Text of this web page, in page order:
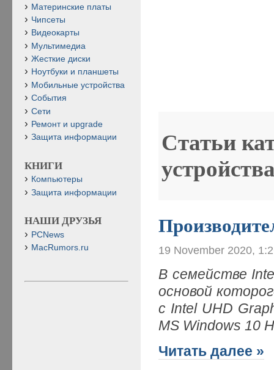
Статьи
19 November 2020,
В семействе
основой
с Intel UHD
MS Windows 10
Читать далее »
Материнские платы
Чипсеты
Видеокарты
Мультимедиа
Жесткие диски
Ноутбуки и планшеты
Мобильные устройства
События
Сети
Ремонт и upgrade
Защита информации
КНИГИ
Компьютеры
Защита информации
НАШИ ДРУЗЬЯ
PCNews
MacRumors.ru